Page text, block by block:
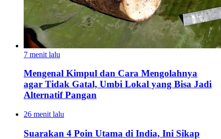
7 menit lalu
Mengenal Kimpul dan Cara Mengolahnya
agar Tidak Gatal, Umbi Lokal yang Bisa Jadi
Alternatif Pangan
26 menit lalu
Suarakan 4 Poin Utama di India, Ini Sikap